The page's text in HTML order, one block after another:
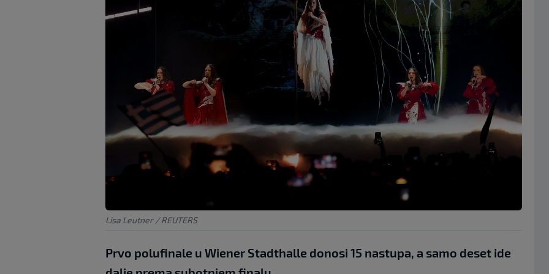
Lisa Leutner / REUTERS
Prvo polufinale u Wiener Stadthalle donosi 15 nastupa, a samo deset ide